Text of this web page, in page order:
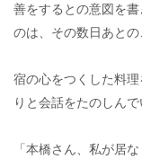
善をするとの意図を
のは、その数日あとの
宿の心をつくした料
りと会話をたのしんで
「本橋さん、私が居